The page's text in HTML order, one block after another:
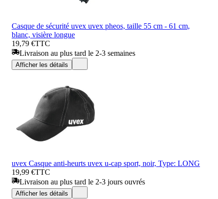
Casque de sécurité uvex uvex pheos, taille 55 cm - 61 cm,
blanc, visière longue
19,79 €TTC
Livraison au plus tard le 2-3 semaines
Afficher les détails
uvex Casque anti-heurts uvex u-cap sport, noir, Type: LONG
19,99 €TTC
Livraison au plus tard le 2-3 jours ouvrés
Afficher les détails